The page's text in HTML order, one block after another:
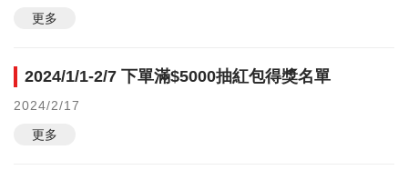
更多
2024/1/1-2/7 下單滿$5000抽紅包得獎名單
2024/2/17
更多